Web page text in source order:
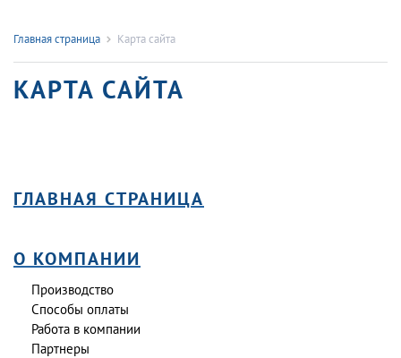
Главная страница Карта сайта
КАРТА САЙТА
ГЛАВНАЯ СТРАНИЦА
О КОМПАНИИ
Производство
Способы оплаты
Работа в компании
Партнеры